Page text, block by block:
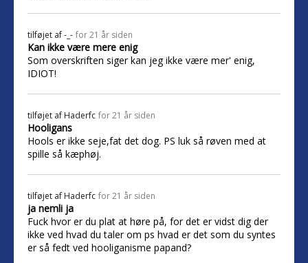
tilføjet af-_- for 21 år siden
Kan ikke være mere enig
Som overskriften siger kan jeg ikke være mer' enig,
IDIOT!
tilføjet af Haderfc for 21 år siden
Hooligans
Hools er ikke seje,fat det dog. PS luk så røven med at
spille så kæphøj.
tilføjet af Haderfc for 21 år siden
ja nemli ja
Fuck hvor er du plat at høre på, for det er vidst dig der
ikke ved hvad du taler om ps hvad er det som du syntes
er så fedt ved hooliganisme papand?